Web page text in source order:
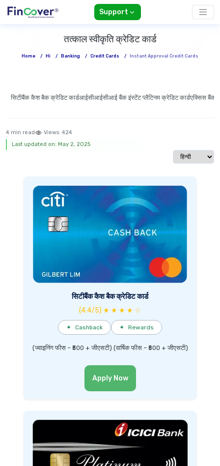
Support
तत्काल स्वीकृति क्रेडिट कार्ड
Home / Hi / Banking / Credit Cards / Instant Approval Credit Cards
सिटीबैंक कैश बैक क्रेडिट कार्डआईसीआईसीआई बैंक इंस्टेंट प्लैटिनम क्रेडिट कार्डएक्सिस बैंक
4 min read Views: 424
Last updated on: May 2, 2025
Select
सिटीबैंक कैश बैक क्रेडिट कार्ड
(4.4/5) ★ ★ ★ ★ ☆
✦ Cashback ✦ Rewards
(ज्वाइनिंग फीस – ₹500 + जीएसटी) (वार्षिक फीस – ₹500 + जीएसटी)
Apply Now